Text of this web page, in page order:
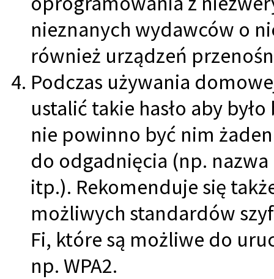
nieznanych wydawców o
również urządzeń
Podczas używania
ustalić takie hasło aby
nie powinno być nim
do odgadnięcia (np.
itp.). Rekomenduje się
możliwych standardów
Fi, które są możliwe do
np. WPA2.